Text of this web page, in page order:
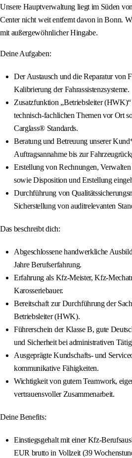
Unsere Hauptverwaltung liegt im Süden
Center nicht weit entfernt davon in Bonn.
mit außergewöhnlicher Hingabe.
Deine Aufgaben:
Der Austausch und die Reparatur von
Kalibrierung der Fahrassistenzsysteme.
Zusatzfunktion „Betriebsleiter
technisch-fachlichen Themen vor Ort
Carglass® Standards.
Beratung und Betreuung unserer
Auftragsannahme bis zur
Erstellung von Rechnungen,
sowie Disposition und Erstellung
Durchführung von
Sicherstellung von auditrelevanten
Das beschreibt dich:
Abgeschlossene handwerkliche
Jahre Berufserfahrung.
Erfahrung als Kfz-Meister, Kfz-
Karosseriebauer.
Bereitschaft zur Durchführung der
Betriebsleiter (HWK).
Führerschein der Klasse B, gute
und Sicherheit bei administrativen
Ausgeprägte Kundschafts- und
kommunikative Fähigkeiten.
Wichtigkeit von gutem Teamwork,
vertrauensvoller Zusammenarbeit.
Deine Benefits:
Einstiegsgehalt mit einer Kfz-
EUR brutto in Vollzeit (39